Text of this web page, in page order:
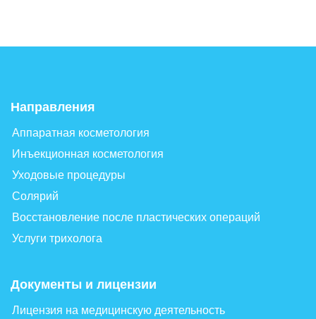
Направления
Аппаратная косметология
Инъекционная косметология
Уходовые процедуры
Солярий
Восстановление после пластических операций
Услуги трихолога
Документы и лицензии
Лицензия на медицинскую деятельность